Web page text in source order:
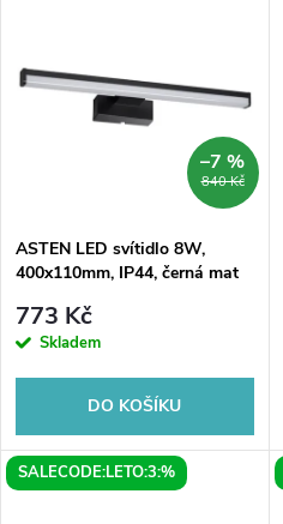
k
u
ů
840 Kč
–7 %
ASTEN LED svítidlo 8W,
400x110mm, IP44, černá mat
773 Kč
Skladem
DO KOŠÍKU
SALECODE:LETO:3:%